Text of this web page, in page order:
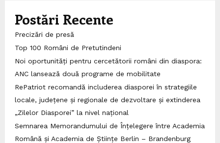
Postări Recente
Precizări de presă
Top 100 Români de Pretutindeni
Noi oportunități pentru cercetătorii români din diaspora:
ANC lansează două programe de mobilitate
RePatriot recomandă includerea diasporei în strategiile
locale, județene și regionale de dezvoltare și extinderea
„Zilelor Diasporei” la nivel național
Semnarea Memorandumului de Înțelegere între Academia
Română și Academia de Științe Berlin – Brandenburg